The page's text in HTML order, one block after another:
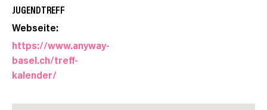
JUGENDTREFF
Webseite:
https://www.anyway-
basel.ch/treff-
kalender/